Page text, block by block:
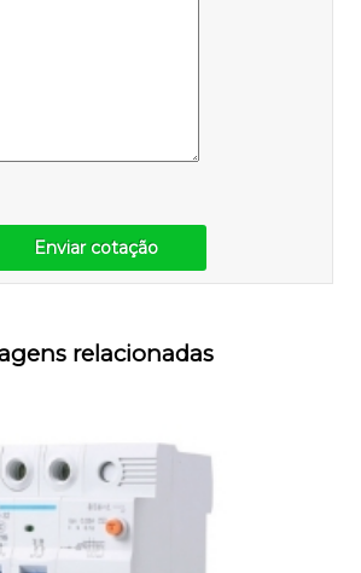
Enviar cotação
relacionadas